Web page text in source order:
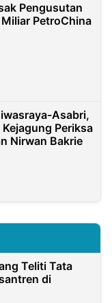
Pengusutan
Miliar PetroChina
Asabri,
Periksa
Nirwan Bakrie
Teliti Tata
di